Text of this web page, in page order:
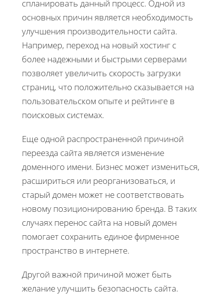
спланировать данный процесс. Одной из
основных причин является необходимость
улучшения производительности сайта.
Например, переход на новый хостинг с
более надежными и быстрыми серверами
позволяет увеличить скорость загрузки
страниц, что положительно сказывается на
пользовательском опыте и рейтинге в
поисковых системах.
Еще одной распространенной причиной
переезда сайта является изменение
доменного имени. Бизнес может измениться,
расшириться или реорганизоваться, и
старый домен может не соответствовать
новому позиционированию бренда. В таких
случаях перенос сайта на новый домен
помогает сохранить единое фирменное
пространство в интернете.
Другой важной причиной может быть
желание улучшить безопасность сайта.